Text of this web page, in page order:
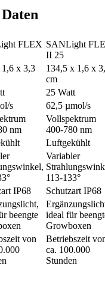
FLEX SANLight
II 25
x 3,3
134,5 x 1,6 x
cm
25 Watt
s
62,5 µmol/s
nm
Vollspektrum
400-780 nm
Luftgekühlt
Variabler
113-133°
IP68 Schutzart IP68
beengte
ideal für
Growboxen
von
Betriebszeit
ca. 100.000
Stunden